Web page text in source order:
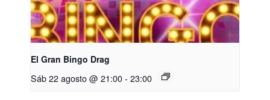
El Gran Bingo Drag
Sáb 22 agosto @ 21:00- 23:00